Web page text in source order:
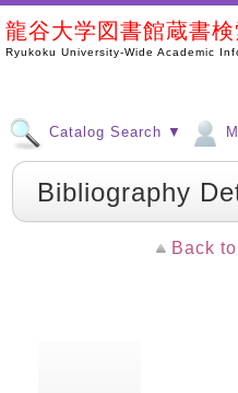
龍谷大学図書館蔵書
Ryukoku University-Wide Academic
Catalog Search ▼
Bibliography
Back